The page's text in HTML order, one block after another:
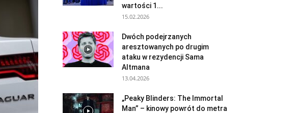
wartości 1...
15.02.2026
Dwóch podejrzanych
aresztowanych po drugim
ataku w rezydencji Sama
Altmana
13.04.2026
„Peaky Blinders: The Immortal
Man” – kinowy powrót do metra